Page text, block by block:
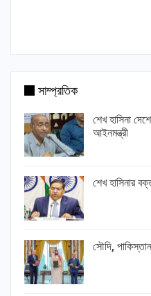
সাম্প্রতিক
শেখ হাসিনা
আইনমন্ত্রী
শেখ হাসিনার
সৌদি,